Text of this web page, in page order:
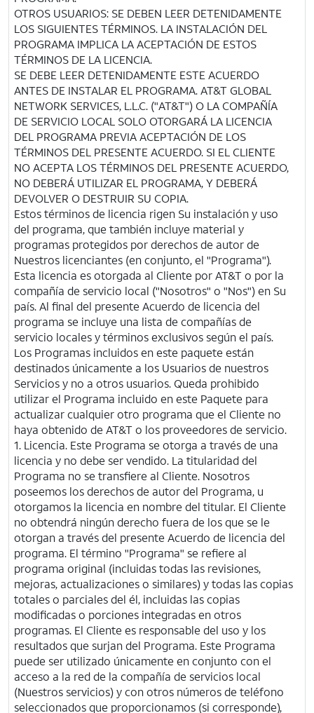
OTROS USUARIOS: SE DEBEN LEER DETENIDAMENTE
LOS SIGUIENTES TÉRMINOS. LA INSTALACIÓN DEL
PROGRAMA IMPLICA LA ACEPTACIÓN DE ESTOS
TÉRMINOS DE LA LICENCIA.
SE DEBE LEER DETENIDAMENTE ESTE ACUERDO
ANTES DE INSTALAR EL PROGRAMA.AT&TGLOBAL
NETWORK SERVICES, L.L.C. ("AT&T") O LA COMPAÑÍA
DE SERVICIO LOCAL SOLO OTORGARÁ LA LICENCIA
DEL PROGRAMA PREVIA ACEPTACIÓN DE LOS
TÉRMINOS DEL PRESENTE ACUERDO. SI EL CLIENTE
NO ACEPTA LOS TÉRMINOS DEL PRESENTE ACUERDO,
NO DEBERÁ UTILIZAR EL PROGRAMA, Y DEBERÁ
DEVOLVER O DESTRUIR SU COPIA.
Estos términos de licencia rigen Su instalación y uso
del programa, que también incluye material y
programas protegidos por derechos de autor de
Nuestros licenciantes (en conjunto, el "Programa").
Esta licencia es otorgada al Cliente porAT&To por la
compañía de servicio local ("Nosotros" o "Nos") en Su
país. Al final del presente Acuerdo de licencia del
programa se incluye una lista de compañías de
servicio locales y términos exclusivos según el país.
Los Programas incluidos en este paquete están
destinados únicamente a los Usuarios de nuestros
Servicios y no a otros usuarios. Queda prohibido
utilizar el Programa incluido en este Paquete para
actualizar cualquier otro programa que el Cliente no
haya obtenido de AT&To los proveedores de servicio.
1. Licencia. Este Programa se otorga a través de una
licencia y no debe ser vendido. La titularidad del
Programa no se transfiere al Cliente. Nosotros
poseemos los derechos de autor del Programa, u
otorgamos la licencia en nombre del titular. El Cliente
no obtendrá ningún derecho fuera de los que se le
otorgan a través del presente Acuerdo de licencia del
programa. El término "Programa" se refiere al
programa original (incluidas todas las revisiones,
mejoras, actualizaciones o similares) y todas las copias
totales o parciales del él, incluidas las copias
modificadas o porciones integradas en otros
programas. El Cliente es responsable del uso y los
resultados que surjan del Programa. Este Programa
puede ser utilizado únicamente en conjunto con el
acceso a la red de la compañía de servicios local
(Nuestros servicios) y con otros números de teléfono
seleccionados que proporcionamos (si corresponde),